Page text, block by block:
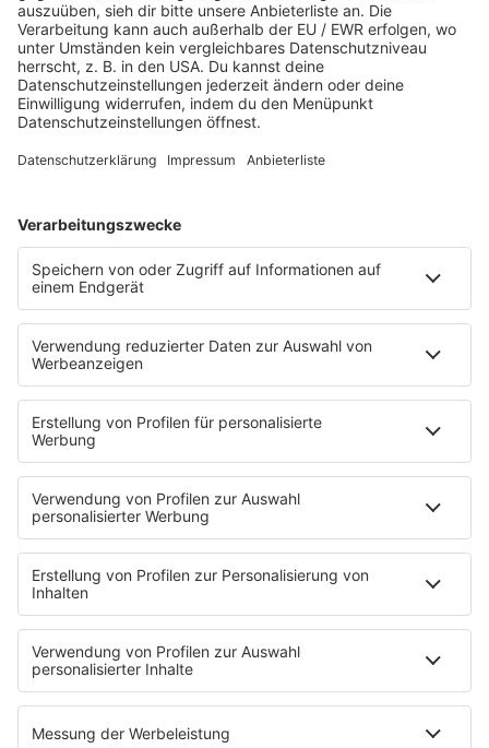
Tipps, um sich im Winter
besser zu fühlen
Warum Tech-Aktien, wie
die des NASDAQ-100
immer noch die tägliche
Innovation vorantreiben
Wie steigert ein Website-
Baukasten deine Präsenz